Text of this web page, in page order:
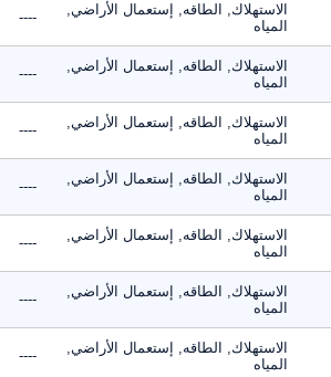
الاستهلاك, الطاقه, إستعمال الأراضي,
المياه
----
الاستهلاك, الطاقه, إستعمال الأراضي,
المياه
----
الاستهلاك, الطاقه, إستعمال الأراضي,
المياه
----
الاستهلاك, الطاقه, إستعمال الأراضي,
المياه
----
الاستهلاك, الطاقه, إستعمال الأراضي,
المياه
----
الاستهلاك, الطاقه, إستعمال الأراضي,
المياه
----
الاستهلاك, الطاقه, إستعمال الأراضي,
المياه
----